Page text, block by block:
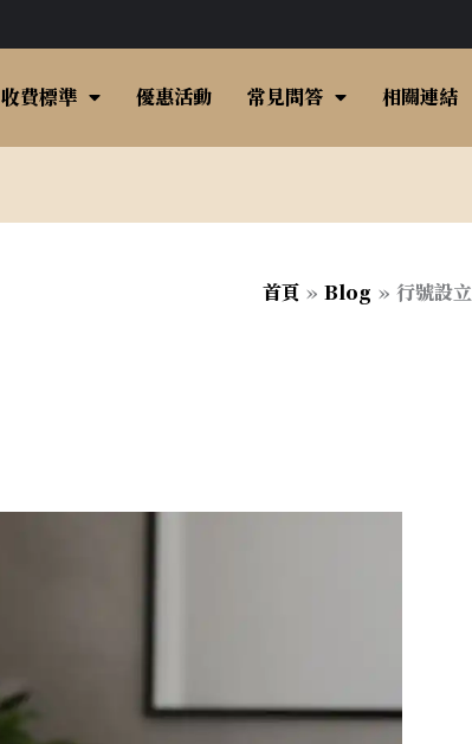
收費標準 優惠活動 常見問答 相關連結
首頁 Blog 行號設立